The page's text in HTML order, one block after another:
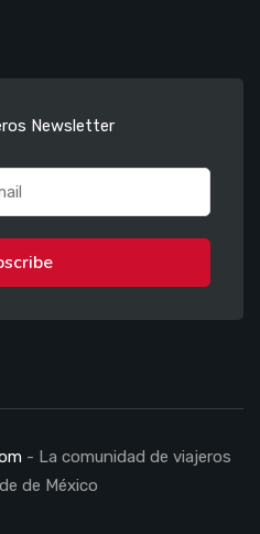
Newsletter
- La comunidad de viajeros
de México